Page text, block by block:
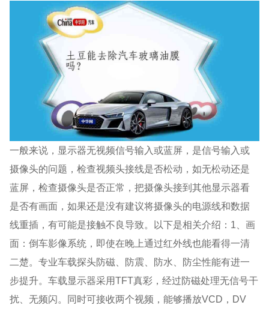
一般来说，显示器无视频信号输入或蓝屏，是信号输入或
摄像头的问题，检查视频头接线是否松动，如无松动还是
蓝屏，检查摄像头是否正常，把摄像头接到其他显示器看
是否有画面，如果还是没有建议将摄像头的电源线和数据
线重插，有可能是接触不良导致。以下是相关介绍：1、画
面：倒车影像系统，即使在晚上通过红外线也能看得一清
二楚。专业车载探头防磁、防震、防水、防尘性能有进一
步提升。车载显示器采用TFT真彩，经过防磁处理无信号干
扰、无频闪。同时可接收两个视频，能够播放VCD，DV